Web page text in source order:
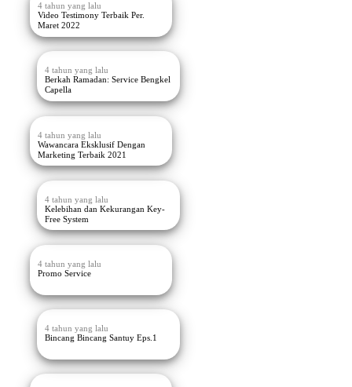
4 tahun yang lalu
Video Testimony Terbaik Per.
Maret 2022
4 tahun yang lalu
Berkah Ramadan: Service Bengkel
Capella
4 tahun yang lalu
Wawancara Eksklusif Dengan
Marketing Terbaik 2021
4 tahun yang lalu
Kelebihan dan Kekurangan Key-
Free System
4 tahun yang lalu
Promo Service
4 tahun yang lalu
Bincang Bincang Santuy Eps.1